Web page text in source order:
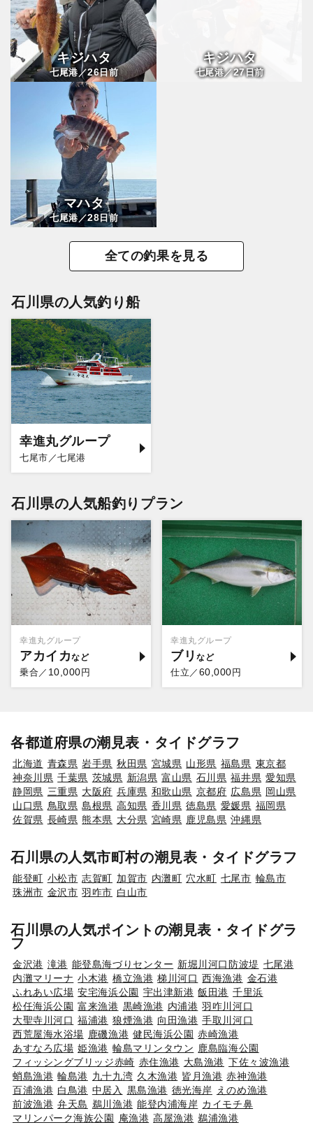
キジハタ
七尾港／26日前
キジハタ
七尾港／27日前
マハタ
七尾港／28 日前
全ての釣果を見る
石川県の人気釣り船
幸進丸グループ
七尾市／七尾港
石川県の人気船釣りプラン
幸進丸グループ
アカイカ
乗合／ 10,000 円
幸進丸グループ
ブリ
仕立／ 60,000 円
各都道府県の潮見表・タイドグラフ
北海道 青森県 岩手県 秋田県 宮城県 山形県 福島県 東京都
神奈川県 千葉県 茨城県 新潟県 富山県 石川県 福井県 愛知県
静岡県 三重県 大阪府 兵庫県 和歌山県 京都府 広島県 岡山県
山口県 鳥取県 島根県 高知県 香川県 徳島県 愛媛県 福岡県
佐賀県 長崎県 熊本県 大分県 宮崎県 鹿児島県 沖縄県
石川県の人気市町村の潮見表・タイドグラフ
能登町 小松市 志賀町 加賀市 内灘町 穴水町 七尾市 輪島市
珠洲市 金沢市 羽咋市 白山市
石川県の人気ポイントの潮見表・タイドグラ
フ
金沢港 滝港 能登島海づりセンター 新堀川河口防波堤 七尾港
内灘マリーナ 小木港 橋立漁港 梯川河口 西海漁港 金石港
ふれあい広場 安宅海浜公園 宇出津新港 飯田港 千里浜
松任海浜公園 富来漁港 黒崎漁港 内浦港 羽咋川河口
大聖寺川河口 福浦港 狼煙漁港 向田漁港 手取川河口
西荒屋海水浴場 鹿磯漁港 健民海浜公園 赤崎漁港
あすなろ広場 姫漁港 輪島マリンタウン 鹿島臨海公園
フィッシングブリッジ赤崎 赤住漁港 大島漁港 下佐々波漁港
蛸島漁港 輪島港 九十九湾 久木漁港 皆月漁港 赤神漁港
百浦漁港 白鳥港 中居入 黒島漁港 徳光海岸 えのめ漁港
前波漁港 弁天島 鵜川漁港 能登内浦海岸 カイモチ鼻
マリンパーク海族公園
庵漁港 高屋漁港 鵜浦漁港